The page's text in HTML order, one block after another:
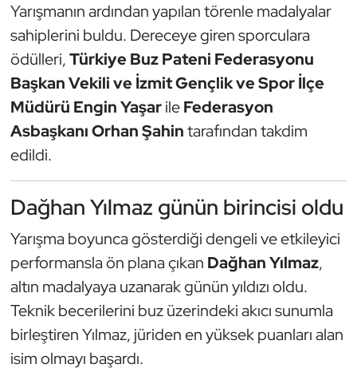
Yarışmanın ardından yapılan törenle madalyalar
sahiplerini buldu. Dereceye giren sporculara
ödülleri,Türkiye Buz Pateni Federasyonu
Başkan Vekili ve İzmit Gençlik ve Spor İlçe
Müdürü Engin YaşarileFederasyon
Asbaşkanı Orhan Şahintarafından takdim
edildi.
Dağhan Yılmaz günün birincisi oldu
Yarışma boyunca gösterdiği dengeli ve etkileyici
performansla ön plana çıkan Dağhan Yılmaz,
altın madalyaya uzanarak günün yıldızı oldu.
Teknik becerilerini buz üzerindeki akıcı sunumla
birleştiren Yılmaz, jüriden en yüksek puanları alan
isim olmayı başardı.
Hentbol
İşitme Engelli Sporcular
Judo ve Kuraş
Kano ve Rafting
Karate
Kayak
Kempo
Kick Boks
Kürek